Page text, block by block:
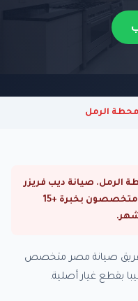
محطة الرمل
الرمل. صيانة ديب فريزر
توشيبا في القاهرة والجيزة. فنيون متخصصون بخبرة +15
فريق صيانة مصر متخصص
بقطع غيار أصلية.